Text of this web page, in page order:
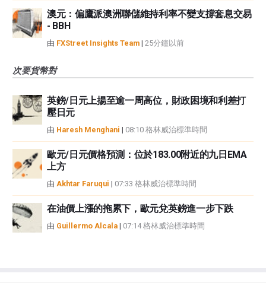
澳元：偏鷹派澳洲聯儲維持利率不變支撐套息交易
- BBH
由 FXStreet Insights Team | 25分鐘以前
次要貨幣對
英鎊/日元上揚至逾一周高位，財政困境和利差打
壓日元
由 Haresh Menghani | 08:10 格林威治標準時間
歐元/日元價格預測：位於183.00附近的九日EMA
上方
由 Akhtar Faruqui | 07:33 格林威治標準時間
在油價上漲的拖累下，歐元兌英鎊進一步下跌
由 Guillermo Alcala | 07:14 格林威治標準時間